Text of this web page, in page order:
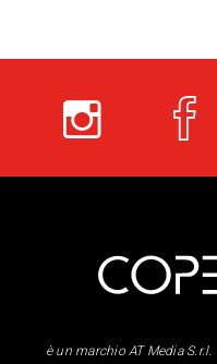
è un marchio AT Media S.r.l.